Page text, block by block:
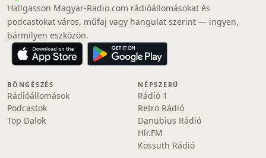
Hallgasson Magyar-Radio.com rádióállomásokat és
podcastokat város, műfaj vagy hangulat szerint — ingyen,
bármilyen eszközön.
BÖNGÉSZÉS
Rádióállomások
Podcastok
Top Dalok
NÉPSZERŰ
Rádió 1
Retro Rádió
Danubius Rádió
Hír.FM
Kossuth Rádió